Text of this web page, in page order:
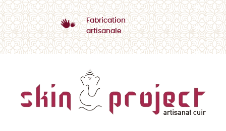
Fabrication
artisanale